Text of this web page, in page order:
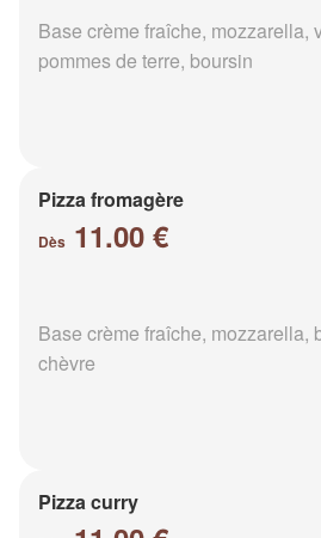
Base crème fraîche, mozzarella,
pommes de terre, boursin
Pizza fromagère
Dès 11.00 €
Base crème fraîche, mozzarella,
chèvre
Pizza curry